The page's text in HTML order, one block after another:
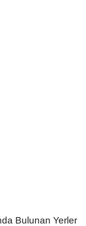
Bulunan Yerler